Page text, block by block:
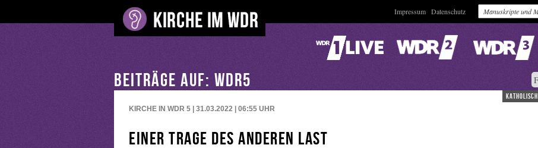
Impressum Datenschutz
BEITRÄGE AUF: WDR5
katholisch
KIRCHE IN WDR 5 | 31.03.2022 | 06:55 UHR
Einer trage des anderen Last